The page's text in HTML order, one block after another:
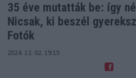
35 éve mutatták be: így
Nicsak, ki beszél
Fotók
2024. 12. 02. 19:15